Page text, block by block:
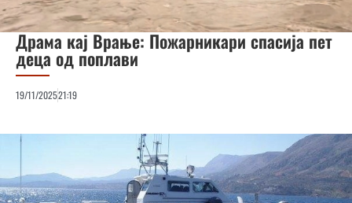
Драма кај Врање: Пожарникари спасија пет
деца од поплави
19/11/202521:19